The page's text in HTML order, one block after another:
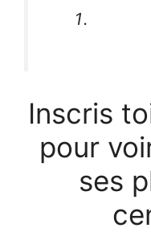
Inscris
pour
ses